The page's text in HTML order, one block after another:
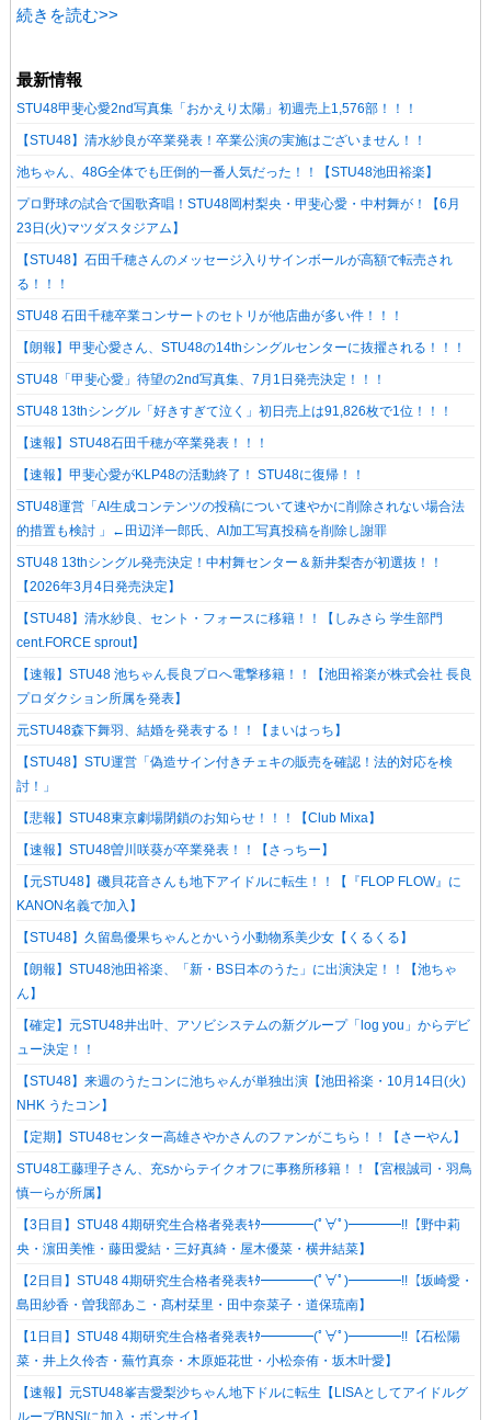
続きを読む>>
最新情報
STU48甲斐心愛2nd写真集「おかえり太陽」初週売上1,576部！！！
【STU48】清水紗良が卒業発表！卒業公演の実施はございません！！
池ちゃん、48G全体でも圧倒的一番人気だった！！【STU48池田裕楽】
プロ野球の試合で国歌斉唱！STU48岡村梨央・甲斐心愛・中村舞が！【6月
23日(火)マツダスタジアム】
【STU48】石田千穂さんのメッセージ入りサインボールが高額で転売され
る！！！
STU48 石田千穂卒業コンサートのセトリが他店曲が多い件！！！
【朗報】甲斐心愛さん、STU48の14thシングルセンターに抜擢される！！！
STU48「甲斐心愛」待望の2nd写真集、7月1日発売決定！！！
STU48 13thシングル「好きすぎて泣く」初日売上は91,826枚で1位！！！
【速報】STU48石田千穂が卒業発表！！！
【速報】甲斐心愛がKLP48の活動終了！ STU48に復帰！！
STU48運営「AI生成コンテンツの投稿について速やかに削除されない場合法
的措置も検討 」←田辺洋一郎氏、AI加工写真投稿を削除し謝罪
STU48 13thシングル発売決定！中村舞センター＆新井梨杏が初選抜！！
【2026年3月4日発売決定】
【STU48】清水紗良、セント・フォースに移籍！！【しみさら 学生部門
cent.FORCE sprout】
【速報】STU48 池ちゃん長良プロへ電撃移籍！！【池田裕楽が株式会社 長良
プロダクション所属を発表】
元STU48森下舞羽、結婚を発表する！！【まいはっち】
【STU48】STU運営「偽造サイン付きチェキの販売を確認！法的対応を検
討！」
【悲報】STU48東京劇場閉鎖のお知らせ！！！【Club Mixa】
【速報】STU48曽川咲葵が卒業発表！！【さっちー】
【元STU48】磯貝花音さんも地下アイドルに転生！！【『FLOP FLOW』に
KANON名義で加入】
【STU48】久留島優果ちゃんとかいう小動物系美少女【くるくる】
【朗報】STU48池田裕楽、「新・BS日本のうた」に出演決定！！【池ちゃ
ん】
【確定】元STU48井出叶、アソビシステムの新グループ「log you」からデビ
ュー決定！！
【STU48】来週のうたコンに池ちゃんが単独出演【池田裕楽・10月14日(火)
NHK うたコン】
【定期】STU48センター高雄さやかさんのファンがこちら！！【さーやん】
STU48工藤理子さん、充sからテイクオフに事務所移籍！！【宮根誠司・羽鳥
慎一らが所属】
【3日目】STU48 4期研究生合格者発表ｷﾀ━━━━(ﾟ∀ﾟ)━━━━!!【野中莉
央・濵田美惟・藤田愛結・三好真綺・屋木優菜・横井結菜】
【2日目】STU48 4期研究生合格者発表ｷﾀ━━━━(ﾟ∀ﾟ)━━━━!!【坂崎愛・
島田紗香・曽我部あこ・髙村栞里・田中奈菜子・道保琉南】
【1日目】STU48 4期研究生合格者発表ｷﾀ━━━━(ﾟ∀ﾟ)━━━━!!【石松陽
菜・井上久伶杏・蕪竹真奈・木原姫花世・小松奈侑・坂木叶愛】
【速報】元STU48峯吉愛梨沙ちゃん地下ドルに転生【LISAとしてアイドルグ
ループBNSIに加入・ボンサイ】